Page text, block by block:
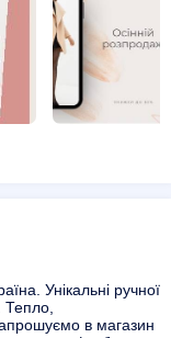
Унікальні ручної
Тепло,
в магазин